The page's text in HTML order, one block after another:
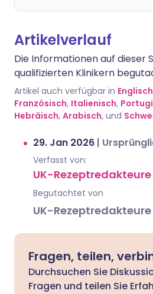
Artikelverlauf
Die Informationen auf dieser
qualifizierten Klinikern
Artikel auch verfügbar in Englisch
Französisch, Italienisch,
Hebräisch, Arabisch, und
29. Jan 2026 |
Verfasst von:
UK-Rezeptredakteure
Begutachtet von
UK-Rezeptredakteure
Fragen, teilen,
Durchsuchen Sie
Fragen und teilen Sie